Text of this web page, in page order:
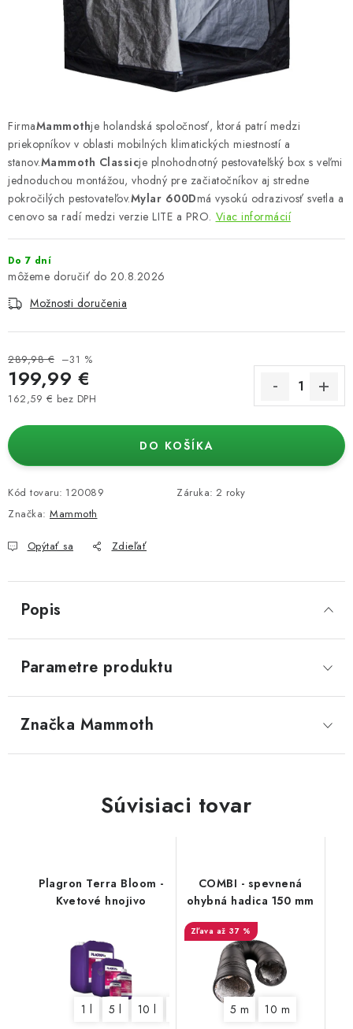
Podmienky o ochrane osobných údajov
FirmaMammothje holandská spoločnosť, ktorá patrí medzi
priekopníkov v oblasti mobilných klimatických miestností a
stanov.Mammoth Classicje plnohodnotný pestovateľský box s veľmi
jednoduchou montážou, vhodný pre začiatočníkov aj stredne
pokročilých pestovateľov.Mylar 600Dmá vysokú odrazivosť svetla a
cenovo sa radí medzi verzie LITE a PRO. Viac informácií
Do 7 dní
20.8.2026
Možnosti doručenia
289,98 € –31 %
199,99 €
162,59 € bez DPH
DO KOŠÍKA
Kód tovaru: 120089 Záruka: 2 roky
Značka: Mammoth
Opýtať sa Zdieľať
Popis
Parametre produktu
Značka Mammoth
Súvisiaci tovar
Plagron Terra Bloom -
Kvetové hnojivo
1 l 5 l 10 l
COMBI - spevnená
ohybná hadica 150 mm
až 37 %
5 m 10 m